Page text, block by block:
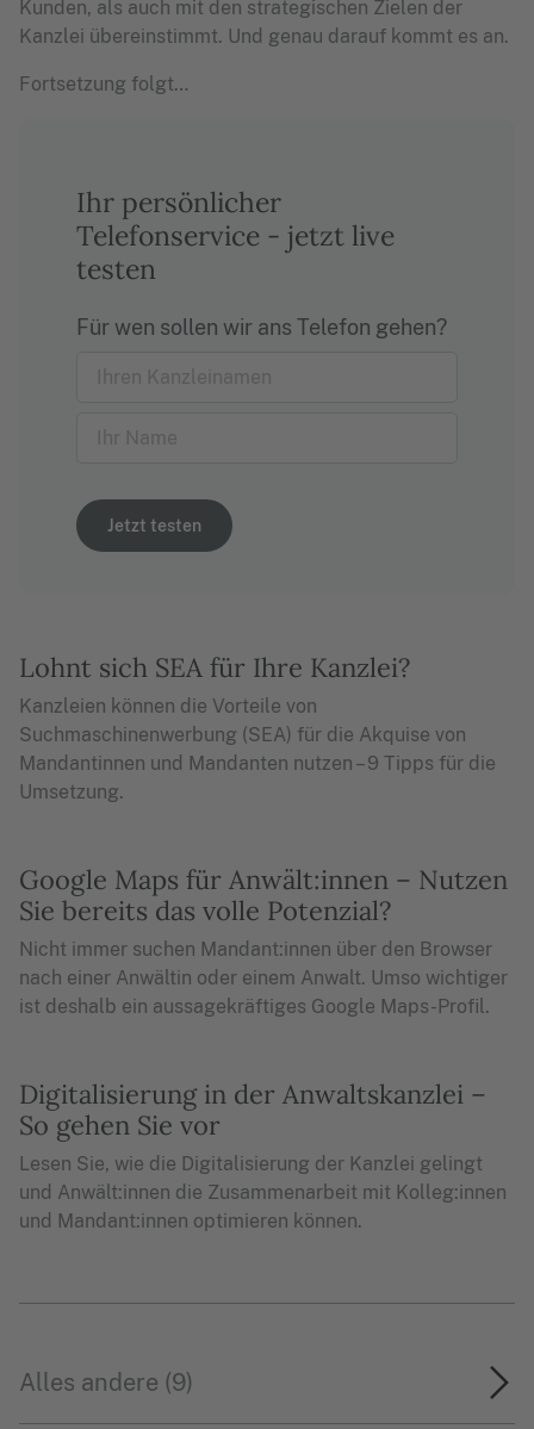
Kunden, als auch mit den strategischen Zielen der
Kanzlei übereinstimmt. Und genau darauf kommt es an.
Fortsetzung folgt…
Ihr persönlicher
Telefonservice - jetzt live
testen
Für wen sollen wir ans Telefon gehen?
Jetzt testen
Lohnt sich SEA für Ihre Kanzlei?
Kanzleien können die Vorteile von
Suchmaschinenwerbung (SEA) für die Akquise von
Mandantinnen und Mandanten nutzen – 9 Tipps für die
Umsetzung.
Google Maps für Anwält:innen – Nutzen
Sie bereits das volle Potenzial?
Nicht immer suchen Mandant:innen über den Browser
nach einer Anwältin oder einem Anwalt. Umso wichtiger
ist deshalb ein aussagekräftiges Google Maps-Profil.
Digitalisierung in der Anwaltskanzlei –
So gehen Sie vor
Lesen Sie, wie die Digitalisierung der Kanzlei gelingt
und Anwält:innen die Zusammenarbeit mit Kolleg:innen
und Mandant:innen optimieren können.
Alles andere (9)